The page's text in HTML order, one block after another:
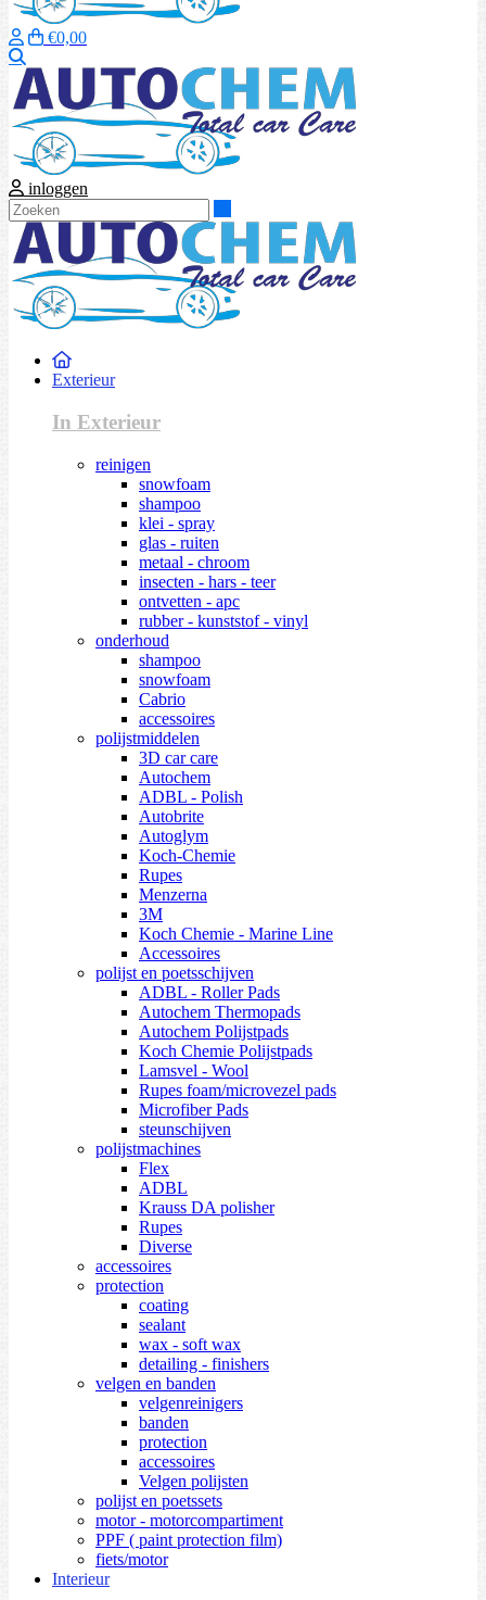
€0,00
inloggen
Exterieur
In Exterieur
reinigen
snowfoam
shampoo
klei - spray
glas - ruiten
metaal - chroom
insecten - hars - teer
ontvetten - apc
rubber - kunststof - vinyl
onderhoud
shampoo
snowfoam
Cabrio
accessoires
polijstmiddelen
3D car care
Autochem
ADBL - Polish
Autobrite
Autoglym
Koch-Chemie
Rupes
Menzerna
3M
Koch Chemie - Marine Line
Accessoires
polijst en poetsschijven
ADBL - Roller Pads
Autochem Thermopads
Autochem Polijstpads
Koch Chemie Polijstpads
Lamsvel - Wool
Rupes foam/microvezel pads
Microfiber Pads
steunschijven
polijstmachines
Flex
ADBL
Krauss DA polisher
Rupes
Diverse
accessoires
protection
coating
sealant
wax - soft wax
detailing - finishers
velgen en banden
velgenreinigers
banden
protection
accessoires
Velgen polijsten
polijst en poetssets
motor - motorcompartiment
PPF ( paint protection film)
fiets/motor
Interieur